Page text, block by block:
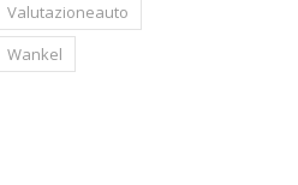
Valutazioneauto
Wankel